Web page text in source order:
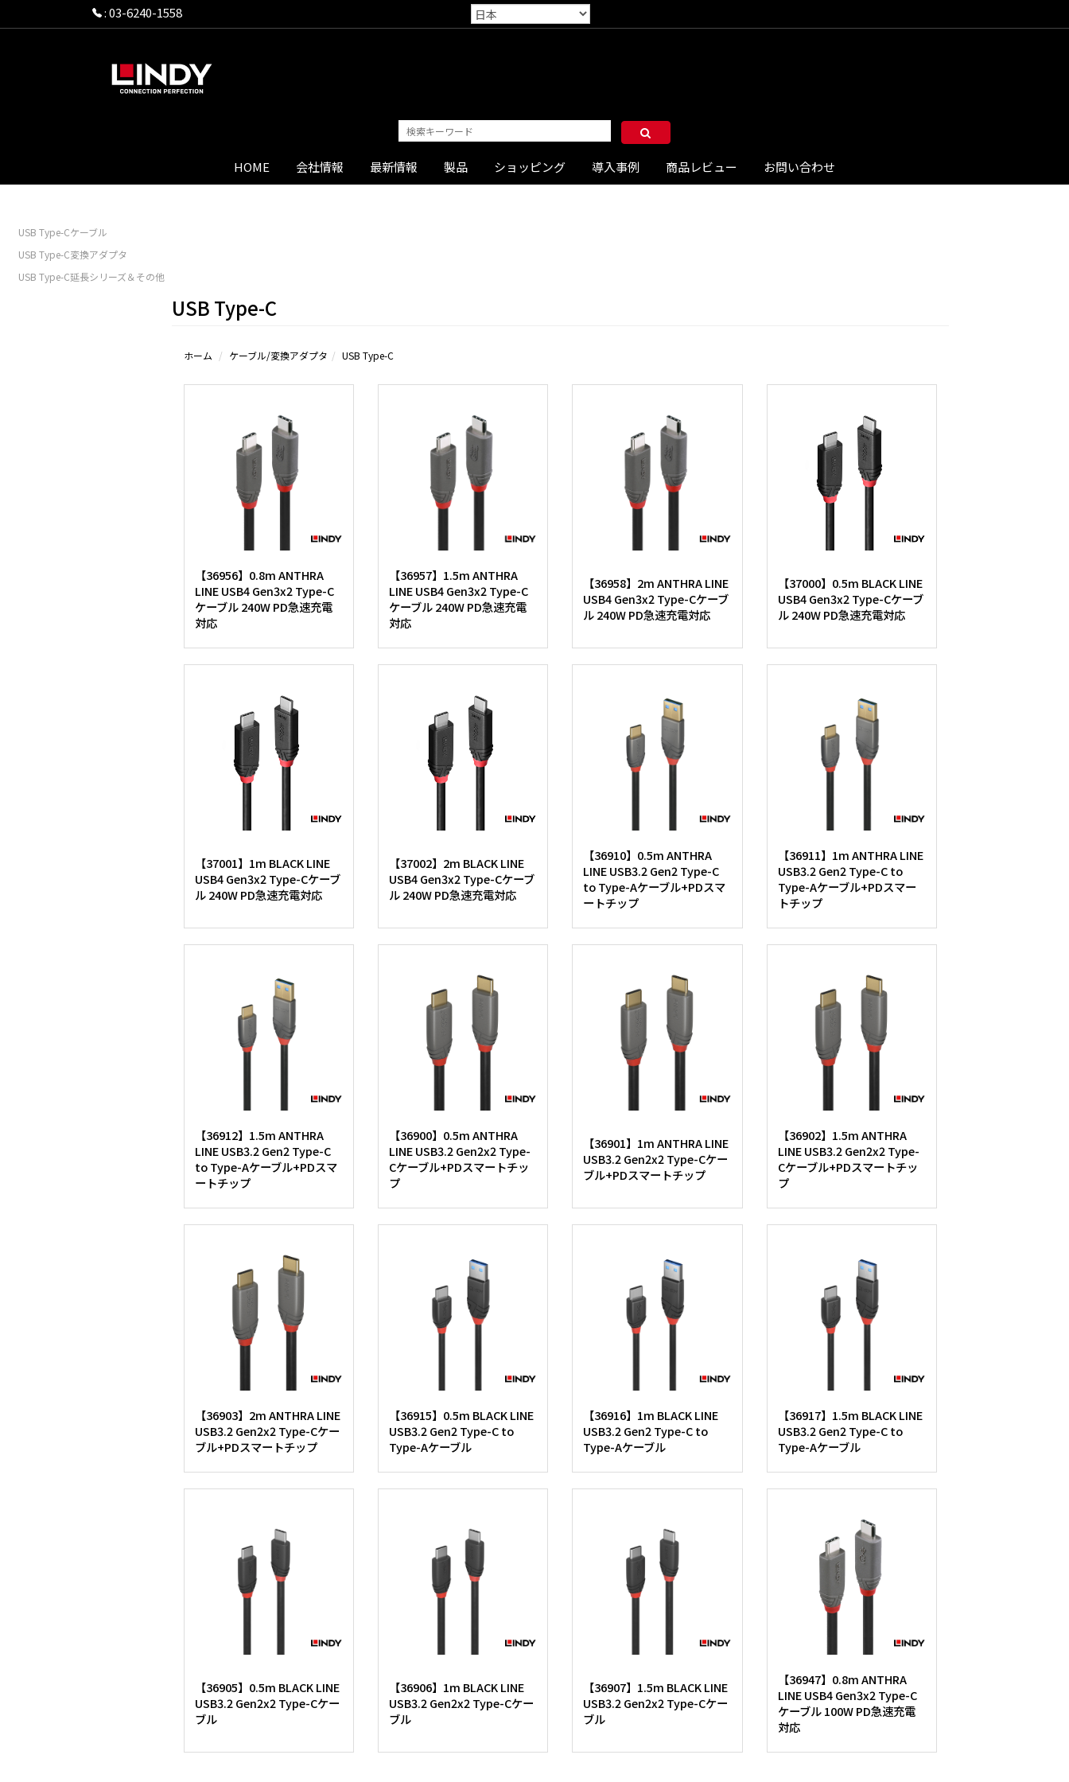
:03-6240-1558
HOME 会社情報 最新情報 製品 ショッピング 導入事例 商品レビュー お問い合わせ
USB Type-Cケーブル
USB Type-C変換アダプタ
USB Type-C延長シリーズ＆その他
USB Type-C
ホーム ケーブル/変換アダプタ USB Type-C
【36956】0.8m ANTHRA
LINE USB4 Gen3x2 Type-C
ケーブル 240W PD急速充電
対応
【36957】1.5m ANTHRA
LINE USB4 Gen3x2 Type-C
ケーブル 240W PD急速充電
対応
【36958】2m ANTHRA LINE
USB4 Gen3x2 Type-Cケーブ
ル 240W PD急速充電対応
【37000】0.5m BLACK LINE
USB4 Gen3x2 Type-Cケーブ
ル 240W PD急速充電対応
【37001】1m BLACK LINE
USB4 Gen3x2 Type-Cケーブ
ル 240W PD急速充電対応
【37002】2m BLACK LINE
USB4 Gen3x2 Type-Cケーブ
ル 240W PD急速充電対応
【36910】0.5m ANTHRA
LINE USB3.2 Gen2 Type-C
to Type-Aケーブル+PDスマ
ートチップ
【36911】1m ANTHRA LINE
USB3.2 Gen2 Type-C to
Type-Aケーブル+PDスマー
トチップ
【36912】1.5m ANTHRA
LINE USB3.2 Gen2 Type-C
to Type-Aケーブル+PDスマ
ートチップ
【36900】0.5m ANTHRA
LINE USB3.2 Gen2x2 Type-
Cケーブル+PDスマートチッ
プ
【36901】1m ANTHRA LINE
USB3.2 Gen2x2 Type-Cケー
ブル+PDスマートチップ
【36902】1.5m ANTHRA
LINE USB3.2 Gen2x2 Type-
Cケーブル+PDスマートチッ
プ
【36903】2m ANTHRA LINE
USB3.2 Gen2x2 Type-Cケー
ブル+PDスマートチップ
【36915】0.5m BLACK LINE
USB3.2 Gen2 Type-C to
Type-Aケーブル
【36916】1m BLACK LINE
USB3.2 Gen2 Type-C to
Type-Aケーブル
【36917】1.5m BLACK LINE
USB3.2 Gen2 Type-C to
Type-Aケーブル
【36905】0.5m BLACK LINE
USB3.2 Gen2x2 Type-Cケー
ブル
【36906】1m BLACK LINE
USB3.2 Gen2x2 Type-Cケー
ブル
【36907】1.5m BLACK LINE
USB3.2 Gen2x2 Type-Cケー
ブル
【36947】0.8m ANTHRA
LINE USB4 Gen3x2 Type-C
ケーブル 100W PD急速充電
対応